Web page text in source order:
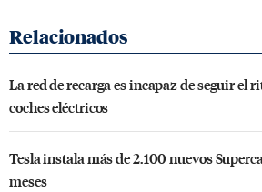
La red de recarga es incapaz de seguir el
coches eléctricos
Tesla instala más de 2.100 nuevos
meses